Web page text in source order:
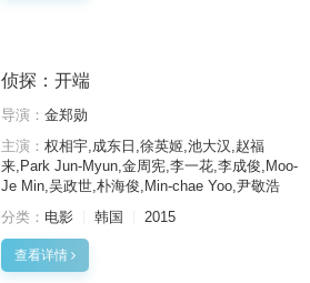
侦探：开端
导演： 金郑勋
主演： 权相宇,成东日,徐英姬,池大汉,赵福
来,Park Jun-Myun,金周宪,李一花,李成俊,Moo-
Je Min,吴政世,朴海俊,Min-chae Yoo,尹敬浩
分类： 电影 韩国 2015
查看详情